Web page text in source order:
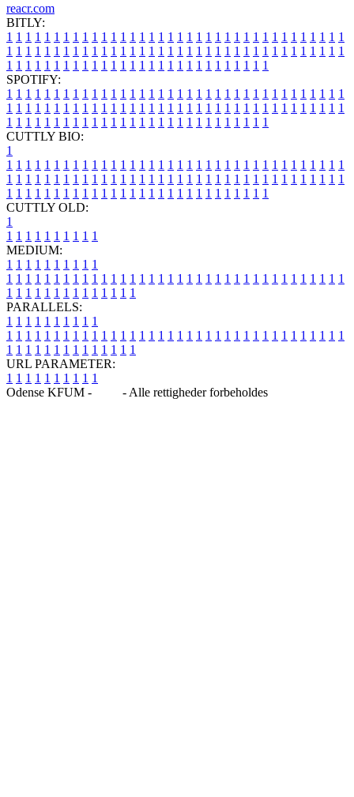
reacr.com
BITLY:
1 1 1 1 1 1 1 1 1 1 1 1 1 1 1 1 1 1 1 1 1 1 1 1 1 1 1 1 1 1 1 1 1 1 1 1
1 1 1 1 1 1 1 1 1 1 1 1 1 1 1 1 1 1 1 1 1 1 1 1 1 1 1 1 1 1 1 1 1 1 1 1
1 1 1 1 1 1 1 1 1 1 1 1 1 1 1 1 1 1 1 1 1 1 1 1 1 1 1 1
SPOTIFY:
1 1 1 1 1 1 1 1 1 1 1 1 1 1 1 1 1 1 1 1 1 1 1 1 1 1 1 1 1 1 1 1 1 1 1 1
1 1 1 1 1 1 1 1 1 1 1 1 1 1 1 1 1 1 1 1 1 1 1 1 1 1 1 1 1 1 1 1 1 1 1 1
1 1 1 1 1 1 1 1 1 1 1 1 1 1 1 1 1 1 1 1 1 1 1 1 1 1 1 1
CUTTLY BIO:
1
1 1 1 1 1 1 1 1 1 1 1 1 1 1 1 1 1 1 1 1 1 1 1 1 1 1 1 1 1 1 1 1 1 1 1 1
1 1 1 1 1 1 1 1 1 1 1 1 1 1 1 1 1 1 1 1 1 1 1 1 1 1 1 1 1 1 1 1 1 1 1 1
1 1 1 1 1 1 1 1 1 1 1 1 1 1 1 1 1 1 1 1 1 1 1 1 1 1 1 1
CUTTLY OLD:
1
1 1 1 1 1 1 1 1 1 1
MEDIUM:
1 1 1 1 1 1 1 1 1 1
1 1 1 1 1 1 1 1 1 1 1 1 1 1 1 1 1 1 1 1 1 1 1 1 1 1 1 1 1 1 1 1 1 1 1 1
1 1 1 1 1 1 1 1 1 1 1 1 1 1
PARALLELS:
1 1 1 1 1 1 1 1 1 1
1 1 1 1 1 1 1 1 1 1 1 1 1 1 1 1 1 1 1 1 1 1 1 1 1 1 1 1 1 1 1 1 1 1 1 1
1 1 1 1 1 1 1 1 1 1 1 1 1 1
URL PARAMETER:
1 1 1 1 1 1 1 1 1 1
Odense KFUM -
- Alle rettigheder forbeholdes